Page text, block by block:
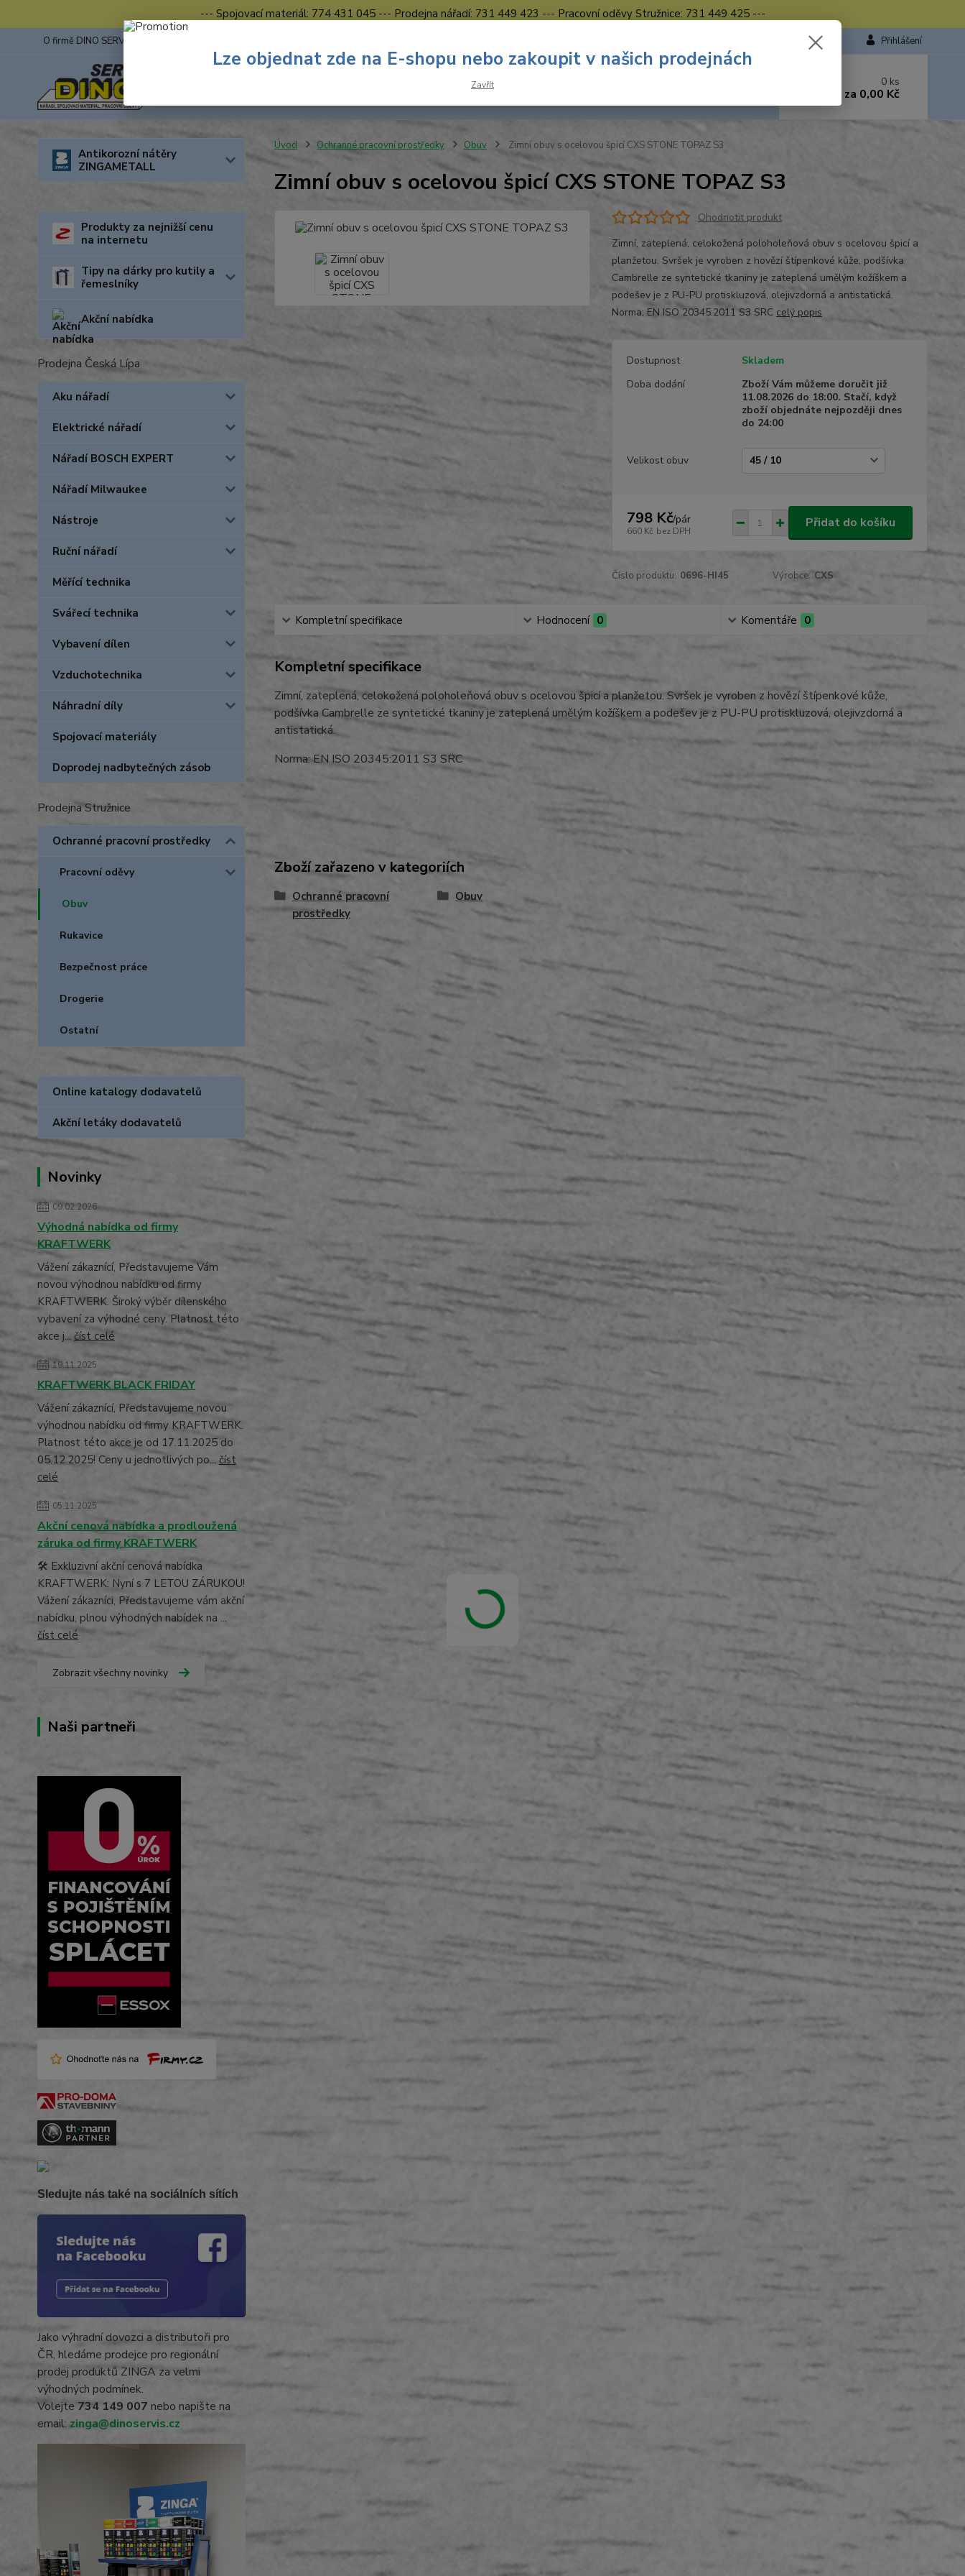
--- Spojovací materiál: 774 431 045 --- Prodejna nářadí: 731 449 423 --- Pracovní oděvy Stružnice: 731 449 425 ---
O firmě DINO SERVIS s.r.o. Přihlášení
Hledat
Nevíte si rady? Zavolejte.
0 ks
za 0,00 Kč
Antikorozní nátěry
ZINGAMETALL
Produkty za nejnižší cenu
na internetu
Tipy na dárky pro kutily a
řemeslníky
Akční nabídka
Prodejna Česká Lípa
Aku nářadí
Elektrické nářadí
Nářadí BOSCH EXPERT
Nářadí Milwaukee
Nástroje
Ruční nářadí
Měřící technika
Svářecí technika
Vybavení dílen
Vzduchotechnika
Náhradní díly
Spojovací materiály
Doprodej nadbytečných zásob
Prodejna Stružnice
Ochranné pracovní prostředky
Pracovní oděvy
Obuv
Rukavice
Bezpečnost práce
Drogerie
Ostatní
Online katalogy dodavatelů
Akční letáky dodavatelů
Novinky
09.02.2026
Výhodná nabídka od firmy
KRAFTWERK
Vážení zákaznící, Představujeme Vám
novou výhodnou nabídku od firmy
KRAFTWERK. Široký výběr dílenského
vybavení za výhodné ceny. Platnost této
akce j... číst celé
19.11.2025
KRAFTWERK BLACK FRIDAY
Vážení zákaznící, Představujeme novou
výhodnou nabídku od firmy KRAFTWERK.
Platnost této akce je od 17.11.2025 do
05.12.2025! Ceny u jednotlivých po... číst
celé
05.11.2025
Akční cenová nabídka a prodloužená
záruka od firmy KRAFTWERK
🛠️ Exkluzivní akční cenová nabídka
KRAFTWERK: Nyní s 7 LETOU ZÁRUKOU!
Vážení zákazníci, Představujeme vám akční
nabídku, plnou výhodných nabídek na ...
číst celé
Zobrazit všechny novinky
Naši partneři
Sledujte nás také na sociálních sítích
Jako výhradní dovozci a distributoři pro
ČR, hledáme prodejce pro regionální
prodej produktů ZINGA za velmi
výhodných podmínek.
Volejte 734 149 007 nebo napište na
email: zinga@dinoservis.cz
Úvod Ochranné pracovní prostředky Obuv Zimní obuv s ocelovou špicí CXS STONE TOPAZ S3
Zimní obuv s ocelovou špicí CXS STONE TOPAZ S3
Ohodnotit produkt
Zimní, zateplená, celokožená poloholeňová obuv s ocelovou špicí a
planžetou. Svršek je vyroben z hovězí štípenkové kůže, podšívka
Cambrelle ze syntetické tkaniny je zateplená umělým kožíškem a
podešev je z PU-PU protiskluzová, olejivzdorná a antistatická.
Norma: EN ISO 20345:2011 S3 SRC celý popis
Dostupnost
Skladem
Doba dodání
Zboží Vám můžeme doručit již
11.08.2026 do 18:00. Stačí, když
zboží objednáte nejpozději dnes
do 24:00
Velikost obuv
798 Kč/pár
660 Kč bez DPH
Přidat do košíku
Číslo produktu: 0696-HI45 Výrobce: CXS
Kompletní specifikace Hodnocení 0 Komentáře 0
Kompletní specifikace
Zimní, zateplená, celokožená poloholeňová obuv s ocelovou špicí a planžetou. Svršek je vyroben z hovězí štípenkové kůže,
podšívka Cambrelle ze syntetické tkaniny je zateplená umělým kožíškem a podešev je z PU-PU protiskluzová, olejivzdorná a
antistatická.
Norma: EN ISO 20345:2011 S3 SRC
Zboží zařazeno v kategoriích
Ochranné pracovní
prostředky
Obuv
Lze objednat zde na E-shopu nebo zakoupit v našich prodejnách
Zavřít